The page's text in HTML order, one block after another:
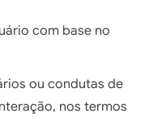
com base no
ou condutas de
nos termos